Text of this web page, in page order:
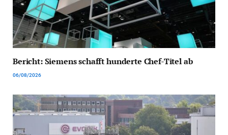
Bericht: Siemens schafft hunderte Chef-Titel ab
06/08/2026